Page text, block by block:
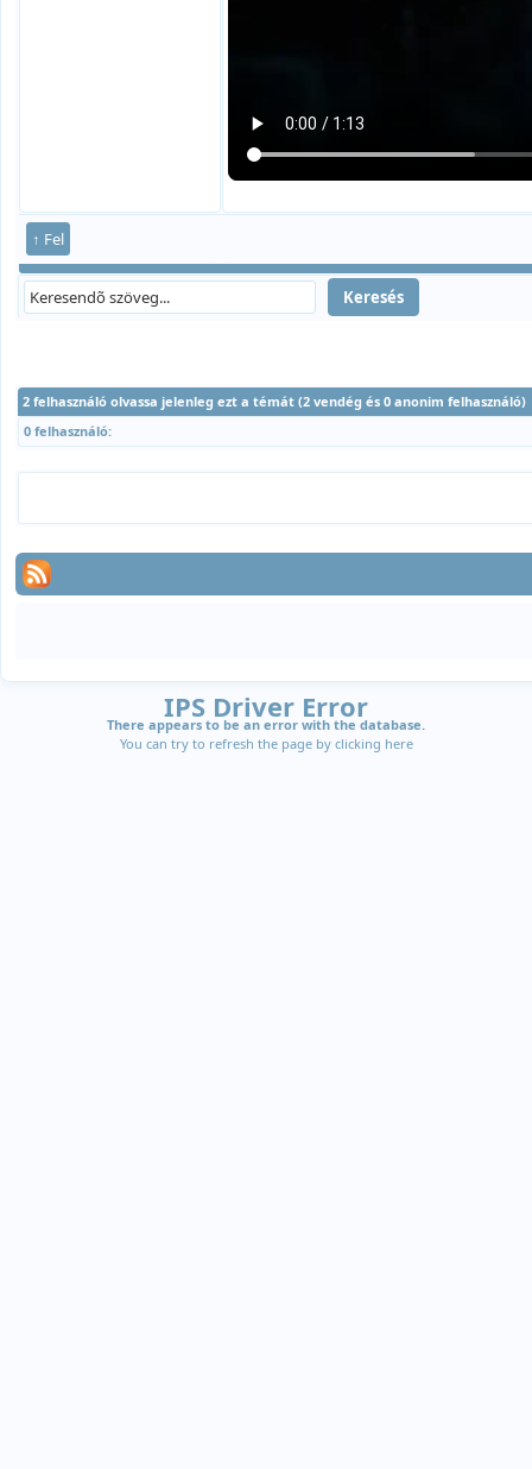
↑ Fel
2 felhasználó olvassa jelenleg ezt a témát (2 vendég és 0 anonim felhasználó)
0 felhasználó:
IPS Driver Error
There appears to be an error with the database.
You can try to refresh the page by clicking here